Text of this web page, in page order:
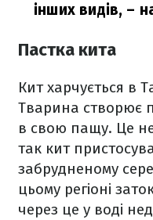
інших видів, –
Пастка кита
Кит харчується в
Тварина створює
в свою пащу. Це
так кит
забрудненому
цьому регіоні
через це у воді